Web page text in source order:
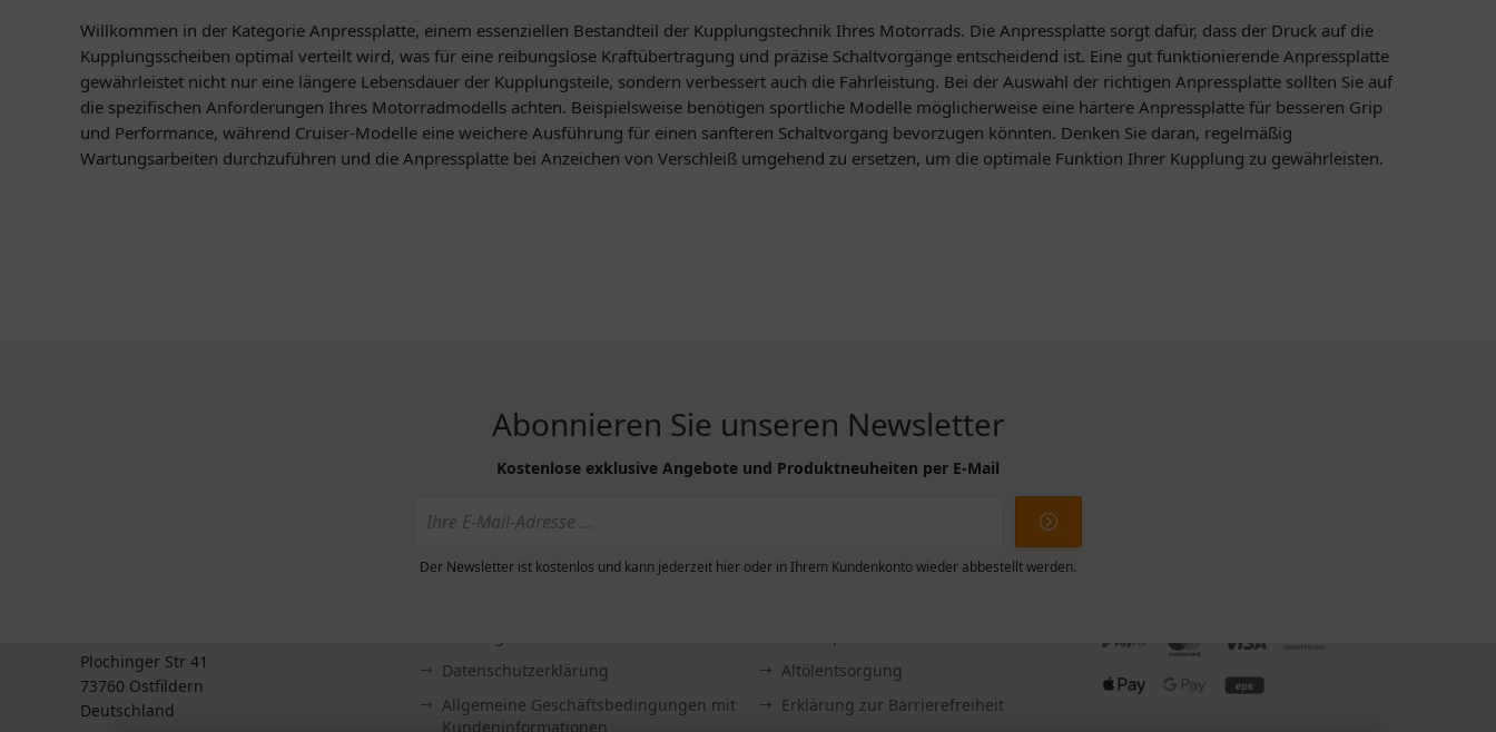
Willkommen in der Kategorie Anpressplatte, einem essenziellen Bestandteil der Kupplungstechnik Ihres Motorrads. Die Anpressplatte sorgt dafür, dass der Druck auf die
Kupplungsscheiben optimal verteilt wird, was für eine reibungslose Kraftübertragung und präzise Schaltvorgänge entscheidend ist. Eine gut funktionierende Anpressplatte
gewährleistet nicht nur eine längere Lebensdauer der Kupplungsteile, sondern verbessert auch die Fahrleistung. Bei der Auswahl der richtigen Anpressplatte sollten Sie auf
die spezifischen Anforderungen Ihres Motorradmodells achten. Beispielsweise benötigen sportliche Modelle möglicherweise eine härtere Anpressplatte für besseren Grip
und Performance, während Cruiser-Modelle eine weichere Ausführung für einen sanfteren Schaltvorgang bevorzugen könnten. Denken Sie daran, regelmäßig
Wartungsarbeiten durchzuführen und die Anpressplatte bei Anzeichen von Verschleiß umgehend zu ersetzen, um die optimale Funktion Ihrer Kupplung zu gewährleisten.
Abonnieren Sie unseren Newsletter
Kostenlose exklusive Angebote und Produktneuheiten per E-Mail
Der Newsletter ist kostenlos und kann jederzeit hier oder in Ihrem Kundenkonto wieder abbestellt werden.
Plochinger Str 41
73760 Ostfildern
Deutschland
Datenschutzerklärung
Allgemeine Geschäftsbedingungen mit
Kundeninformationen
Altölentsorgung
Erklärung zur Barrierefreiheit